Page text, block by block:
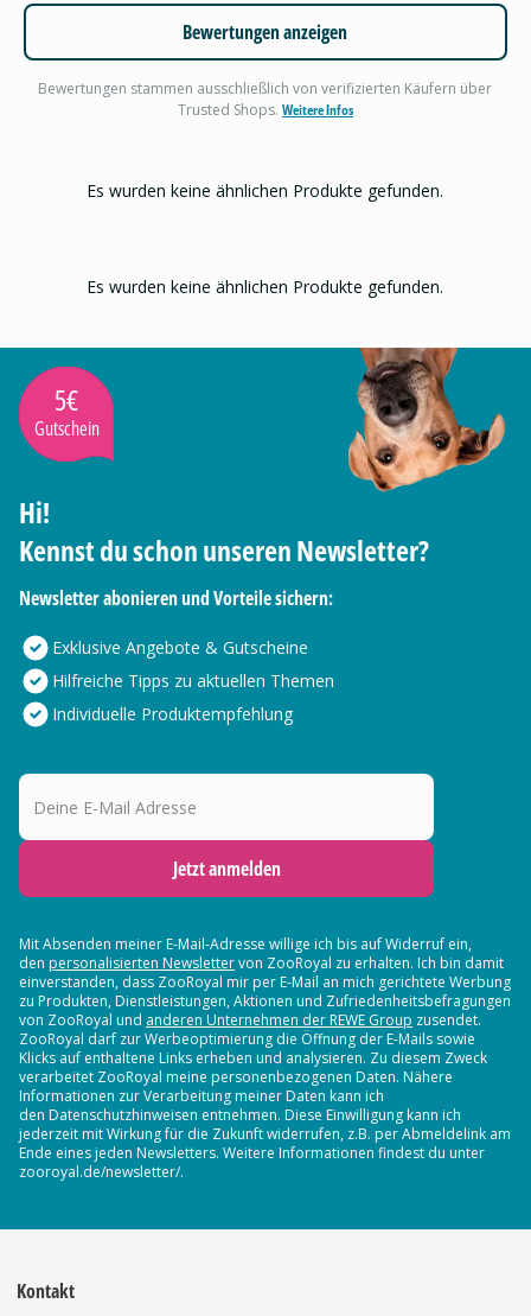
Bewertungen anzeigen
Bewertungen stammen ausschließlich von verifizierten Käufern über
Trusted Shops. Weitere Infos
Es wurden keine ähnlichen Produkte gefunden.
Es wurden keine ähnlichen Produkte gefunden.
5€
Gutschein
Hi!
Kennst du schon unseren Newsletter?
Newsletter abonieren und Vorteile sichern:
Exklusive Angebote & Gutscheine
Hilfreiche Tipps zu aktuellen Themen
Individuelle Produktempfehlung
Deine E-Mail Adresse
Jetzt anmelden
Mit Absenden meiner E-Mail-Adresse willige ich bis auf Widerruf ein,
den personalisierten Newslettervon ZooRoyal zu erhalten. Ich bin damit
einverstanden, dass ZooRoyal mir per E-Mail an mich gerichtete Werbung
zu Produkten, Dienstleistungen, Aktionen und Zufriedenheitsbefragungen
von ZooRoyal und anderen Unternehmen der REWE Group zusendet.
ZooRoyal darf zur Werbeoptimierung die Öffnung der E-Mails sowie
Klicks auf enthaltene Links erheben und analysieren. Zu diesem Zweck
verarbeitet ZooRoyal meine personenbezogenen Daten. Nähere
Informationen zur Verarbeitung meiner Daten kann ich
den Datenschutzhinweisen entnehmen. Diese Einwilligung kann ich
jederzeit mit Wirkung für die Zukunft widerrufen, z.B. per Abmeldelink am
Ende eines jeden Newsletters. Weitere Informationen findest du unter
zooroyal.de/newsletter/.
Kontakt